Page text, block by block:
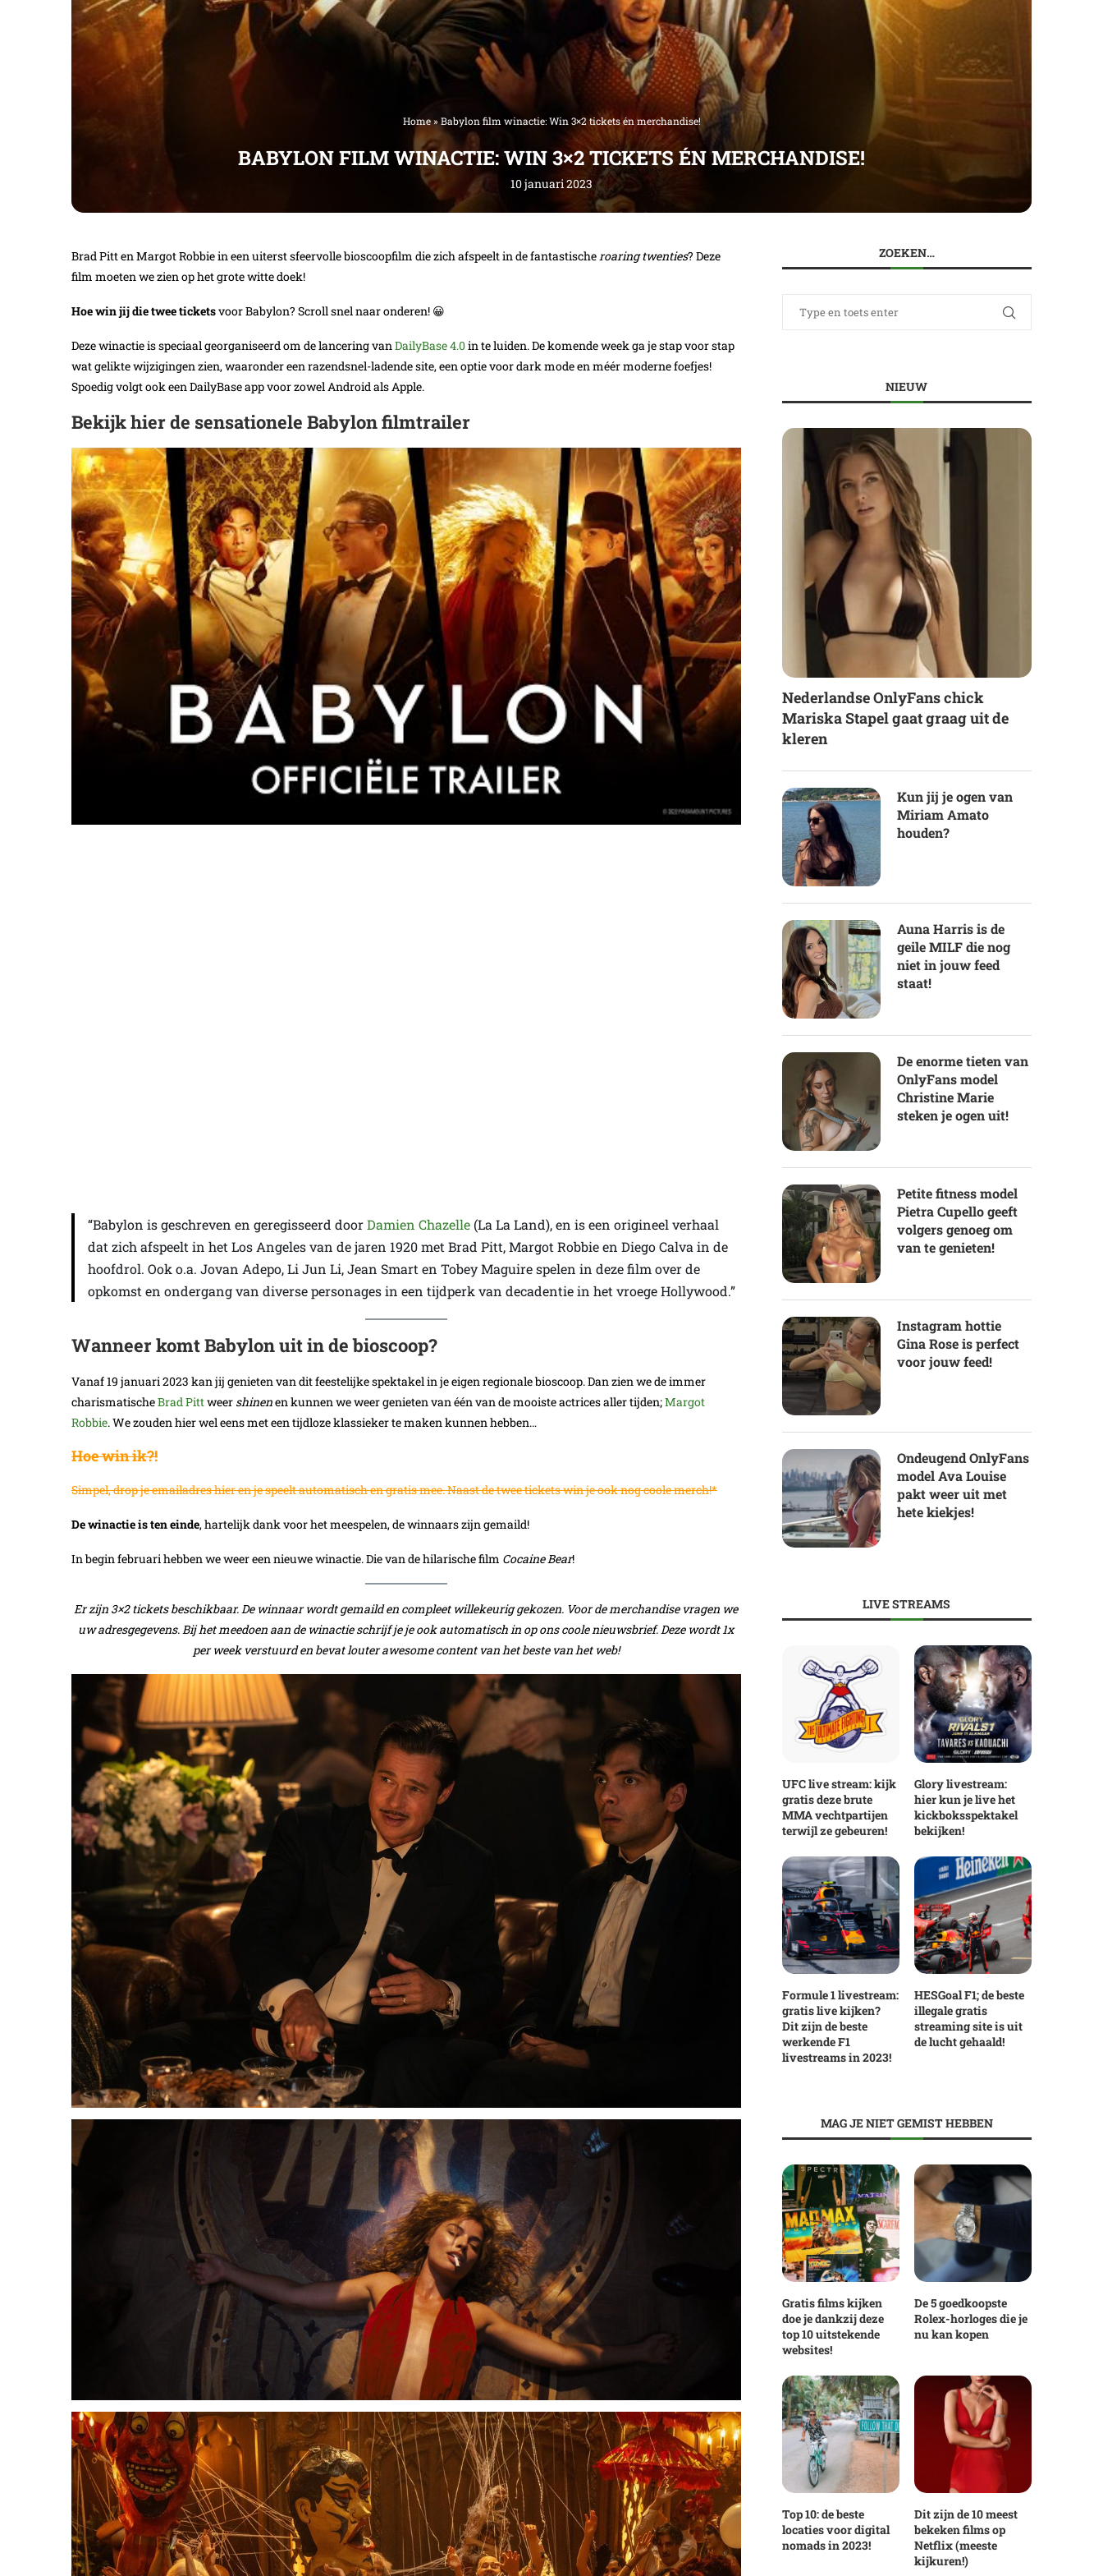
Home»Babylon film winactie: Win 3×2 tickets én merchandise!
BABYLON FILM WINACTIE: WIN 3×2 TICKETS ÉN MERCHANDISE!
10 januari 2023
Brad Pitt en Margot Robbie in een uiterst sfeervolle bioscoopfilm die zich afspeelt in de fantastischeroaring twenties? Deze
film moeten we zien op het grote witte doek!
Hoe win jij die twee ticketsvoor Babylon? Scroll snel naar onderen! 😀
Deze winactie is speciaal georganiseerd om de lancering vanDailyBase 4.0in te luiden. De komende week ga je stap voor stap
wat gelikte wijzigingen zien, waaronder een razendsnel-ladende site, een optie voor dark mode en méér moderne foefjes!
Spoedig volgt ook een DailyBase app voor zowel Android als Apple.
Bekijk hier de sensationele Babylon filmtrailer
“Babylon is geschreven en geregisseerd doorDamien Chazelle (La La Land), en is een origineel verhaal
dat zich afspeelt in het Los Angeles van de jaren 1920 met Brad Pitt, Margot Robbie en Diego Calva in de
hoofdrol. Ook o.a. Jovan Adepo, Li Jun Li, Jean Smart en Tobey Maguire spelen in deze film over de
opkomst en ondergang van diverse personages in een tijdperk van decadentie in het vroege Hollywood.”
Wanneer komt Babylon uit in de bioscoop?
Vanaf 19 januari 2023 kan jij genieten van dit feestelijke spektakel in je eigen regionale bioscoop. Dan zien we de immer
charismatischeBrad Pittweer shinenen kunnen we weer genieten van één van de mooiste actrices aller tijden;Margot
Robbie. We zouden hier wel eens met een tijdloze klassieker te maken kunnen hebben…
Hoe win ik?!
Simpel, drop je emailadres hier en je speelt automatisch en gratis mee. Naast de twee tickets win je ook nog coole merch!*
De winactie is ten einde, hartelijk dank voor het meespelen, de winnaars zijn gemaild!
In begin februari hebben we weer een nieuwe winactie. Die van de hilarische film Cocaine Bear!
Er zijn 3×2 tickets beschikbaar. De winnaar wordt gemaild en compleet willekeurig gekozen. Voor de merchandise vragen we
uw adresgegevens. Bij het meedoen aan de winactie schrijf je je ook automatisch in op ons coole nieuwsbrief. Deze wordt 1x
per week verstuurd en bevat louter awesome content van het beste van het web!
ZOEKEN…
NIEUW
Nederlandse OnlyFans chick
Mariska Stapel gaat graag uit de
kleren
Kun jij je ogen van
Miriam Amato
houden?
Auna Harris is de
geile MILF die nog
niet in jouw feed
staat!
De enorme tieten van
OnlyFans model
Christine Marie
steken je ogen uit!
Petite fitness model
Pietra Cupello geeft
volgers genoeg om
van te genieten!
Instagram hottie
Gina Rose is perfect
voor jouw feed!
Ondeugend OnlyFans
model Ava Louise
pakt weer uit met
hete kiekjes!
LIVE STREAMS
UFC live stream: kijk
gratis deze brute
MMA vechtpartijen
terwijl ze gebeuren!
Glory livestream:
hier kun je live het
kickboksspektakel
bekijken!
Formule 1 livestream:
gratis live kijken?
Dit zijn de beste
werkende F1
livestreams in 2023!
HESGoal F1; de beste
illegale gratis
streaming site is uit
de lucht gehaald!
MAG JE NIET GEMIST HEBBEN
Gratis films kijken
doe je dankzij deze
top 10 uitstekende
websites!
De 5 goedkoopste
Rolex-horloges die je
nu kan kopen
Top 10: de beste
locaties voor digital
nomads in 2023!
Dit zijn de 10 meest
bekeken films op
Netflix (meeste
kijkuren!)